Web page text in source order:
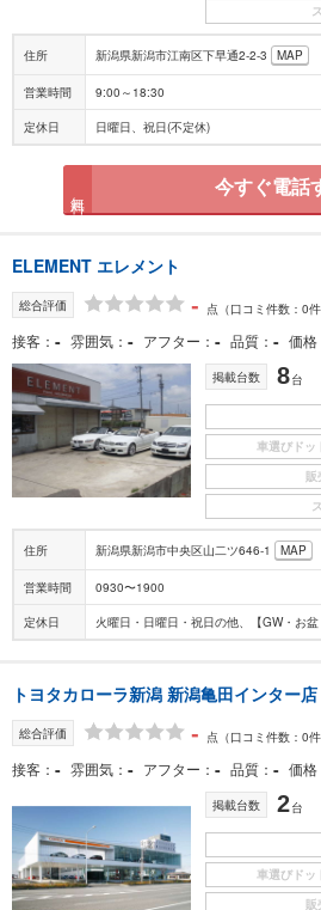
住所 新潟県新潟市江南区下早通2-2-3 MAP
営業時間 9:00～18:30
定休日 日曜日、祝日(不定休)
今すぐ電話
ELEMENT エレメント
総合評価 - 点 （口コミ件数：0件
接客 - 雰囲気 - アフター - 品質 - 価格
掲載台数 8台
車選びドッ
販
住所 新潟県新潟市中央区山二ツ646-1 MAP
営業時間 0930〜1900
定休日 火曜日・日曜日・祝日の他、【GW・お
トヨタカローラ新潟 新潟亀田インター店
総合評価 - 点 （口コミ件数：0件
接客 - 雰囲気 - アフター - 品質 - 価格
掲載台数 2台
車選びドッ
販